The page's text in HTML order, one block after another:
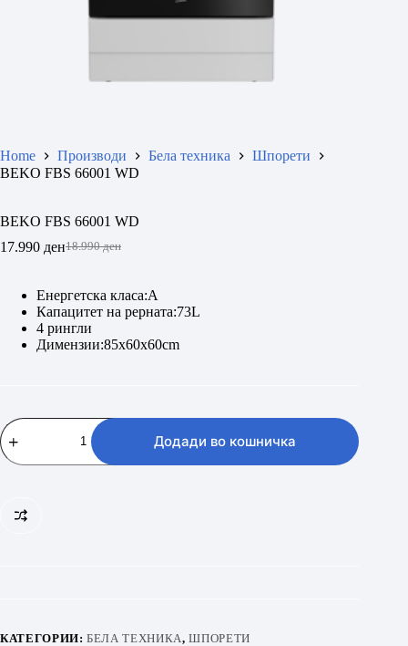
Home Производи Бела техника
Шпорети
BEKO FBS 66001 WD
BEKO FBS 66001 WD
18.990ден
Original
18.990 ден.
17.990 денCurrent
17.990 ден.
Eнергетска класа:A
Капацитет на рерната:73L
4 рингли
Димензии:85х60х60cm
BEKO
FBS
66001
Додади во кошничка
КАТЕГОРИИ:БЕЛА ТЕХНИКА,ШПОРЕТИ